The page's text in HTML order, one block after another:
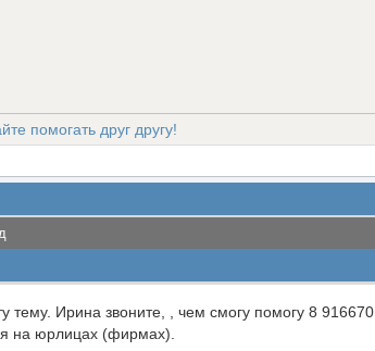
помогать друг другу!
тему. Ирина звоните, , чем смогу помогу 8
на юрлицах (фирмах).